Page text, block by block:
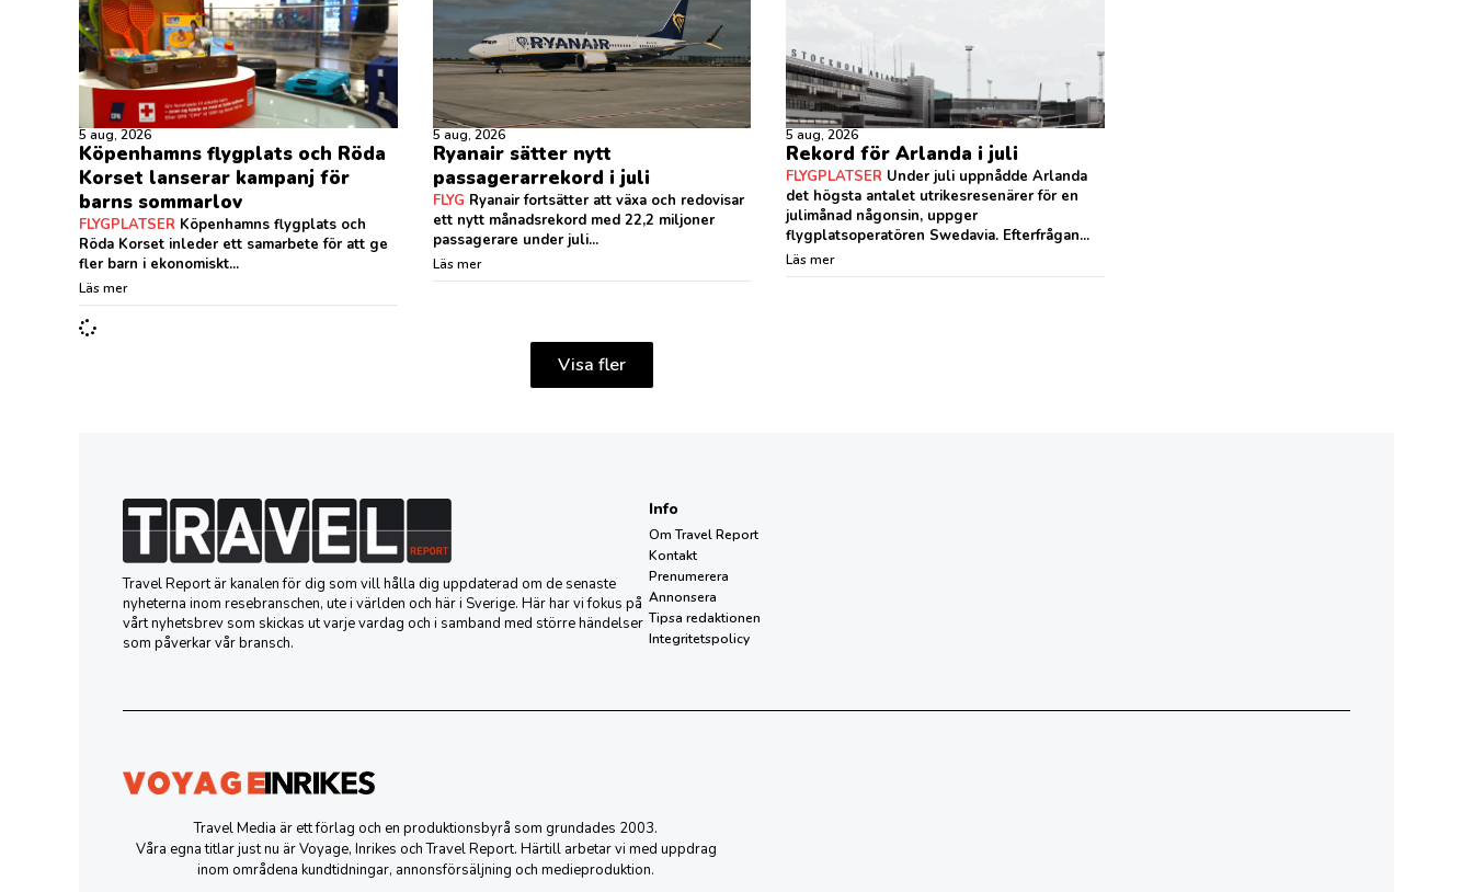
5 aug, 2026
Köpenhamns flygplats och Röda
Korset lanserar kampanj för
barns sommarlov
FLYGPLATSER Köpenhamns flygplats och
Röda Korset inleder ett samarbete för att ge
fler barn i ekonomiskt...
Läs mer
5 aug, 2026
Ryanair sätter nytt
passagerarrekord i juli
FLYG Ryanair fortsätter att växa och redovisar
ett nytt månadsrekord med 22,2 miljoner
passagerare under juli...
Läs mer
5 aug, 2026
Rekord för Arlanda i juli
FLYGPLATSER Under juli uppnådde Arlanda
det högsta antalet utrikesresenärer för en
julimånad någonsin, uppger
flygplatsoperatören Swedavia. Efterfrågan...
Läs mer
Visa fler
Travel Report är kanalen för dig som vill hålla dig uppdaterad om de senaste
nyheterna inom resebranschen, ute i världen och här i Sverige. Här har vi fokus på
vårt nyhetsbrev som skickas ut varje vardag och i samband med större händelser
som påverkar vår bransch.
Info
Om Travel Report
Kontakt
Prenumerera
Annonsera
Tipsa redaktionen
Integritetspolicy
Travel Media är ett förlag och en produktionsbyrå som grundades 2003.
Våra egna titlar just nu är Voyage, Inrikes och Travel Report. Härtill arbetar vi med uppdrag
inom områdena kundtidningar, annonsförsäljning och medieproduktion.